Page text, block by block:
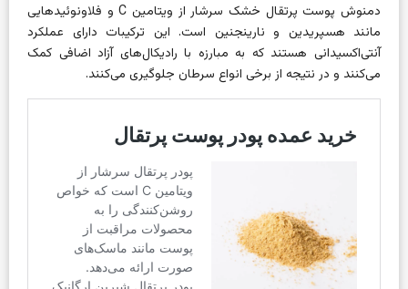
دمنوش پوست پرتقال خشک سرشار از ویتامین C و فلاونوئیدهایی
مانند هسپریدین و نارینجنین است. این ترکیبات دارای عملکرد
آنتی‌اکسیدانی هستند که به مبارزه با رادیکال‌های آزاد اضافی کمک
می‌کنند و در نتیجه از برخی انواع سرطان جلوگیری می‌کنند.